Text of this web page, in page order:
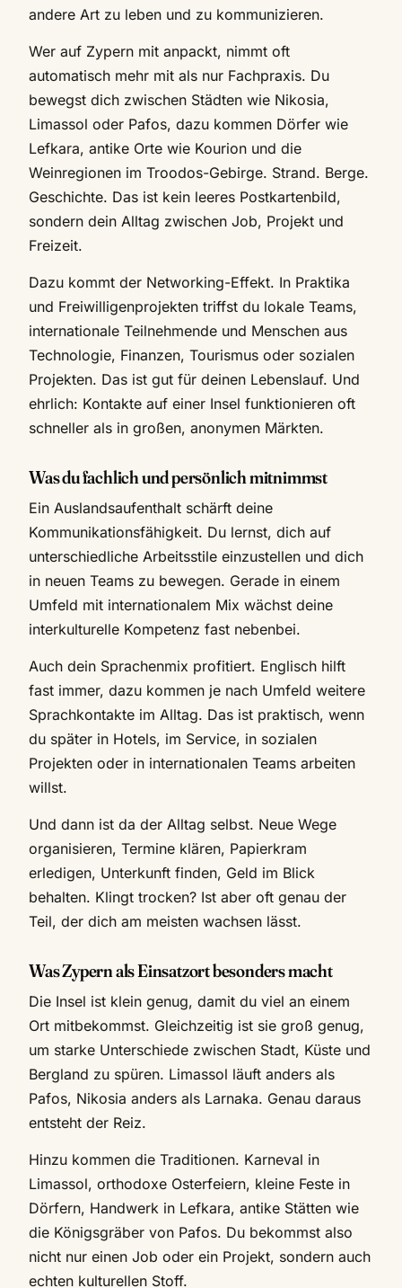
andere Art zu leben und zu kommunizieren.
Wer auf Zypern mit anpackt, nimmt oft
automatisch mehr mit als nur Fachpraxis. Du
bewegst dich zwischen Städten wie Nikosia,
Limassol oder Pafos, dazu kommen Dörfer wie
Lefkara, antike Orte wie Kourion und die
Weinregionen im Troodos-Gebirge. Strand. Berge.
Geschichte. Das ist kein leeres Postkartenbild,
sondern dein Alltag zwischen Job, Projekt und
Freizeit.
Dazu kommt der Networking-Effekt. In Praktika
und Freiwilligenprojekten triffst du lokale Teams,
internationale Teilnehmende und Menschen aus
Technologie, Finanzen, Tourismus oder sozialen
Projekten. Das ist gut für deinen Lebenslauf. Und
ehrlich: Kontakte auf einer Insel funktionieren oft
schneller als in großen, anonymen Märkten.
Was du fachlich und persönlich mitnimmst
Ein Auslandsaufenthalt schärft deine
Kommunikationsfähigkeit. Du lernst, dich auf
unterschiedliche Arbeitsstile einzustellen und dich
in neuen Teams zu bewegen. Gerade in einem
Umfeld mit internationalem Mix wächst deine
interkulturelle Kompetenz fast nebenbei.
Auch dein Sprachenmix profitiert. Englisch hilft
fast immer, dazu kommen je nach Umfeld weitere
Sprachkontakte im Alltag. Das ist praktisch, wenn
du später in Hotels, im Service, in sozialen
Projekten oder in internationalen Teams arbeiten
willst.
Und dann ist da der Alltag selbst. Neue Wege
organisieren, Termine klären, Papierkram
erledigen, Unterkunft finden, Geld im Blick
behalten. Klingt trocken? Ist aber oft genau der
Teil, der dich am meisten wachsen lässt.
Was Zypern als Einsatzort besonders macht
Die Insel ist klein genug, damit du viel an einem
Ort mitbekommst. Gleichzeitig ist sie groß genug,
um starke Unterschiede zwischen Stadt, Küste und
Bergland zu spüren. Limassol läuft anders als
Pafos, Nikosia anders als Larnaka. Genau daraus
entsteht der Reiz.
Hinzu kommen die Traditionen. Karneval in
Limassol, orthodoxe Osterfeiern, kleine Feste in
Dörfern, Handwerk in Lefkara, antike Stätten wie
die Königsgräber von Pafos. Du bekommst also
nicht nur einen Job oder ein Projekt, sondern auch
echten kulturellen Stoff.